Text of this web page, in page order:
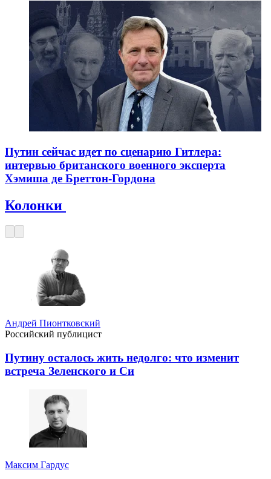
Путин сейчас идет по сценарию Гитлера:
интервью британского военного эксперта
Хэмиша де Бреттон-Гордона
Колонки
Андрей Пионтковский
Российский публицист
Путину осталось жить недолго: что изменит
встреча Зеленского и Си
Максим Гардус